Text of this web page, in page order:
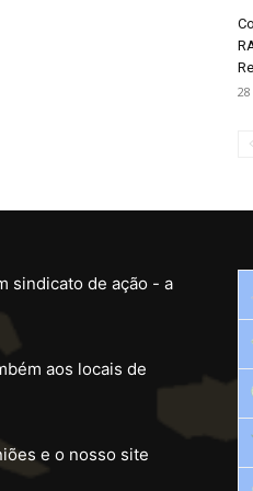
sindicato de ação - a
aos locais de
e o nosso site